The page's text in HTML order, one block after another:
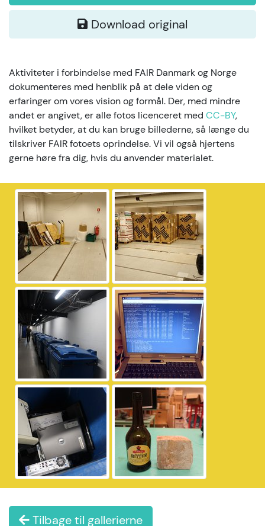
Download original
Aktiviteter i forbindelse med FAIR Danmark og Norge
dokumenteres med henblik på at dele viden og
erfaringer om vores vision og formål. Der, med mindre
andet er angivet, er alle fotos licenceret med CC-BY,
hvilket betyder, at du kan bruge billederne, så længe du
tilskriver FAIR fotoets oprindelse. Vi vil også hjertens
gerne høre fra dig, hvis du anvender materialet.
Tilbage til gallerierne